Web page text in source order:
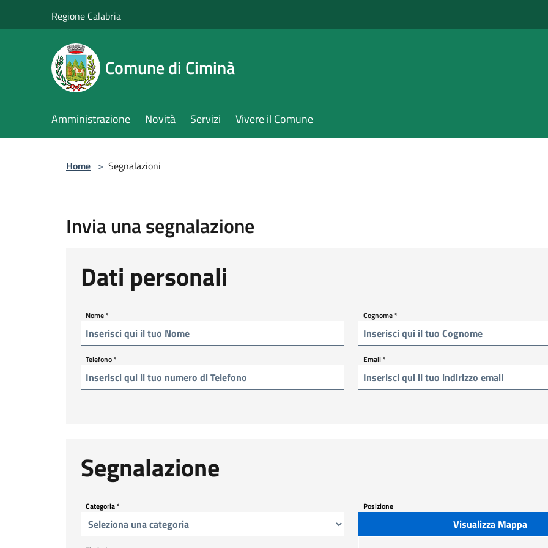
Regione Calabria
Comune di Ciminà
Amministrazione Novità Servizi Vivere il Comune
Home > Segnalazioni
Invia una segnalazione
Dati personali
Nome* Cognome*
Telefono* Email*
Segnalazione
Categoria* Posizione
Visualizza Mappa